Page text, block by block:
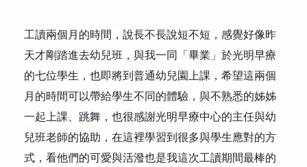
工讀兩個月的時間，說長不長說短不短，感覺好像昨
天才剛踏進去幼兒班，與我一同「畢業」於光明早療
的七位學生，也即將到普通幼兒園上課，希望這兩個
月的時間可以帶給學生不同的體驗，與不熟悉的姊姊
一起上課、跳舞，也很感謝光明早療中心的主任與幼
兒班老師的協助，在這裡學習到很多與學生應對的方
式，看他們的可愛與活潑也是我這次工讀期間最棒的